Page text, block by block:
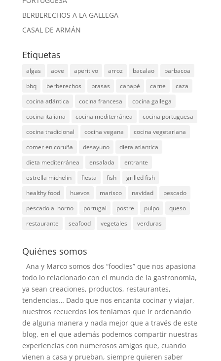
BERBERECHOS A LA GALLEGA
CASAL DE ARMÁN
Etiquetas
algas aove aperitivo arroz bacalao
barbacoa
bbq
berberechos brasas canapé carne
caza
cocina atlántica
cocina francesa
cocina gallega
cocina italiana
cocina mediterránea
cocina portuguesa
cocina tradicional
cocina vegana
cocina vegetariana
comer en coruña
desayuno
dieta atlantica
dieta mediterránea
ensalada
entrante
estrella michelin
fiesta fish
grilled fish
healthy food
huevos marisco navidad
pescado
pescado al horno
portugal postre pulpo
queso
restaurante
seafood vegetales verduras
Quiénes somos
Ana y Marco somos dos “foodies” que nos apasiona
todo lo relacionado con el mundo de la gastronomía,
ya sean creaciones, productos, restaurantes,
tendencias… Dado que nos encanta cocinar y viajar,
nuestros recuerdos los teníamos que ir ordenando
de alguna manera y nada mejor que a través de este
blog, en el que además podemos compartir nuestras
experiencias con numerosos amigos que, cuando
vienen a casa y prueban, siempre quieren saber